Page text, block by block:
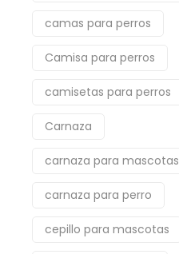
camas para perros
Camisa para perros
camisetas para perros
Carnaza
carnaza para mascotas
carnaza para perro
cepillo para mascotas